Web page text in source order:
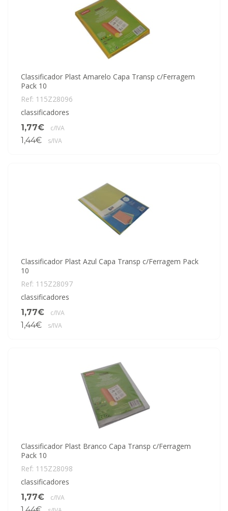
Classificador Plast Amarelo Capa Transp c/Ferragem
Pack 10
Ref: 115Z28096
classificadores
1,77€
c/IVA
1,44€ s/IVA
Classificador Plast Azul Capa Transp c/Ferragem Pack
10
Ref: 115Z28097
classificadores
1,77€
c/IVA
1,44€ s/IVA
Classificador Plast Branco Capa Transp c/Ferragem
Pack 10
Ref: 115Z28098
classificadores
1,77€
c/IVA